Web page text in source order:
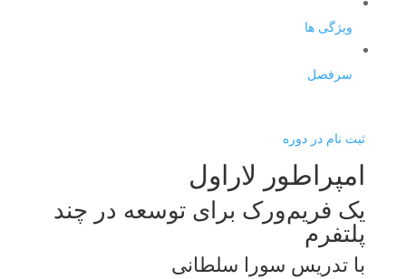
ویژگی ها
سرفصل
ثبت نام در دوره
امپراطور لاراول
یک فریم‌ورک برای توسعه در چند
پلتفرم
با تدریس سورا سلطانی